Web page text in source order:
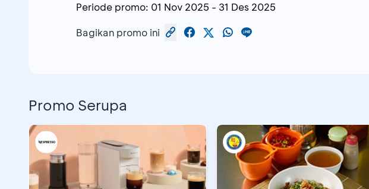
Periode promo: 01 Nov 2025 - 31 Des 2025
Bagikan promo ini
Promo Serupa